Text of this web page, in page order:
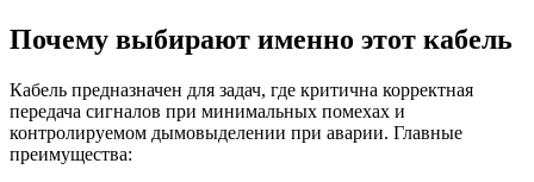
Почему выбирают именно этот кабель
Кабель предназначен для задач, где критична корректная
передача сигналов при минимальных помехах и
контролируемом дымовыделении при аварии. Главные
преимущества: